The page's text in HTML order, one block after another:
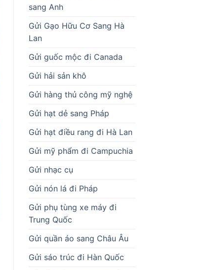
sang Anh
Gửi Gạo Hữu Cơ Sang Hà
Lan
Gửi guốc mộc đi Canada
Gửi hải sản khô
Gửi hàng thủ công mỹ nghệ
Gửi hạt dẻ sang Pháp
Gửi hạt điều rang đi Hà Lan
Gửi mỹ phẩm đi Campuchia
Gửi nhạc cụ
Gửi nón lá đi Pháp
Gửi phụ tùng xe máy đi
Trung Quốc
Gửi quần áo sang Châu Âu
Gửi sáo trúc đi Hàn Quốc